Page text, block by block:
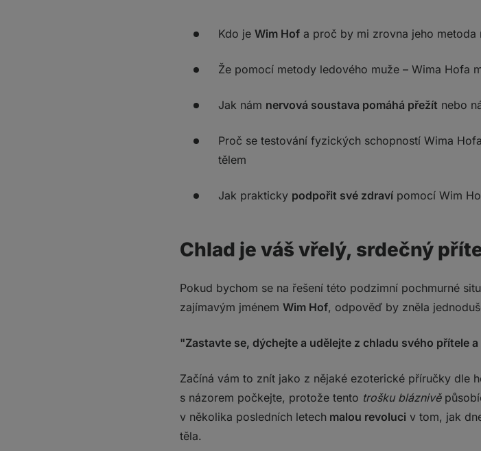
3. Dýchejte a ponořte se do svého nitra
5. Pomalu a hluboce se nadechněte
Máte to za sebou! Gratulujeme k dobití ledovou
Kdo je Wim Hof a proč by mi zrovna jeho
Že pomocí metody ledového muže – Wima Hofa
Jak nám nervová soustava pomáhá přežít nebo
Proč se testování fyzických schopností Wima Hofa
tělem
Jak prakticky podpořit své zdraví pomocí Wim
Chlad je váš vřelý, srdečný
Pokud bychom se na řešení této podzimní pochmurné
zajímavým jménem Wim Hof, odpověď by zněla
"Zastavte se, dýchejte a udělejte z chladu svého přítele
Začíná vám to znít jako z nějaké ezoterické příručky dle
s názorem počkejte, protože tento trošku bláznivě
v několika posledních letech malou revoluci v tom, jak
těla.